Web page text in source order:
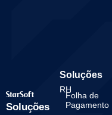
Soluções
Soluções
RH
Folha de
Pagamento